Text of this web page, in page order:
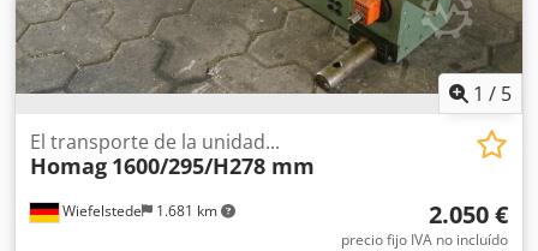
1 / 5
Wiefelstede 1.681 km
El transporte de la unidad...
Homag 1600/295/H278 mm
2.050 €
precio fijo IVA no incluído